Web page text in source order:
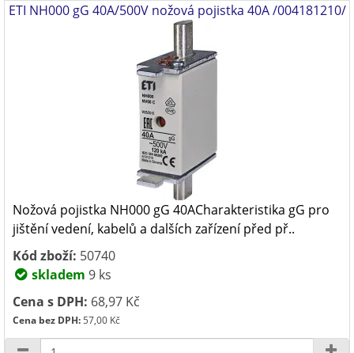
ETI NH000 gG 40A/500V nožová pojistka 40A /004181210/
Nožová pojistka NH000 gG 40ACharakteristika gG pro
jištění vedení, kabelů a dalších zařízení před př..
Kód zboží: 50740
skladem 9 ks
Cena s DPH: 68,97 Kč
Cena bez DPH:57,00 Kč